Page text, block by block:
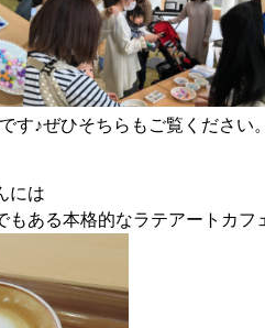
す♪ぜひそちらもご覧ください
には
もある本格的なラテアートカフ